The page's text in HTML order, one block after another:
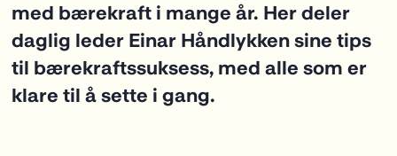
med bærekraft i mange år. Her deler
daglig leder Einar Håndlykken sine tips
til bærekraftssuksess, med alle som er
klare til å sette i gang.